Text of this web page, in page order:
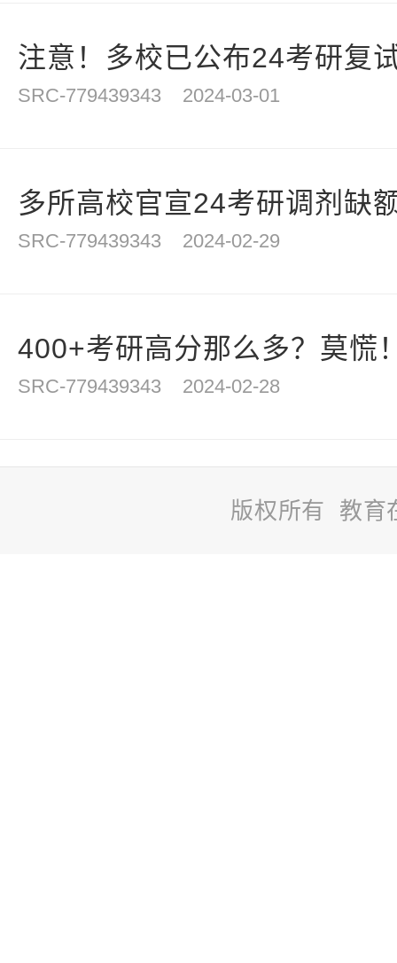
注意！多校已公布24考研复
SRC-779439343 2024-03-01
多所高校官宣24考研调剂缺
SRC-779439343 2024-02-29
400+考研高分那么多？莫慌
SRC-779439343 2024-02-28
版权所有 教育